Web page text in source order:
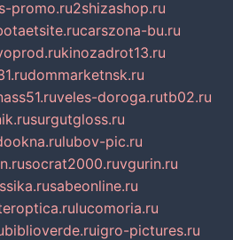
promo.ru2shizashop.ru
carszona-bu.ru
kinozadrot13.ru
dommarketnsk.ru
veles-doroga.rutb02.ru
surgutgloss.ru
lubov-pic.ru
socrat2000.ruvgurin.ru
sabeonline.ru
lucomoria.ru
biblioverde.ruigro-pictures.ru